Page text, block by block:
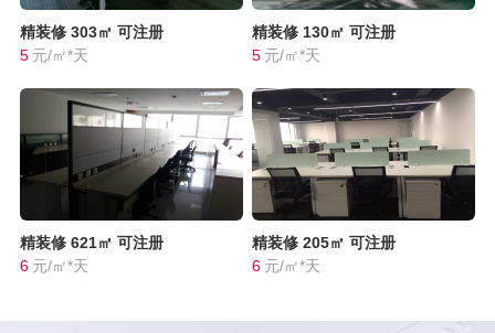
精装修 303㎡ 可注册
5 元/㎡*天
精装修 130㎡ 可注册
5 元/㎡*天
精装修 621㎡ 可注册
6 元/㎡*天
精装修 205㎡ 可注册
6 元/㎡*天